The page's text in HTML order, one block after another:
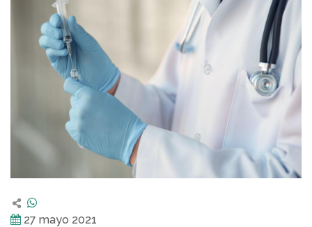
27 mayo 2021